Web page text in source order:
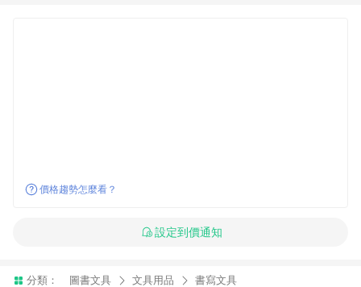
價格趨勢怎麼看？
設定到價通知
分類： 圖書文具 文具用品 書寫文具